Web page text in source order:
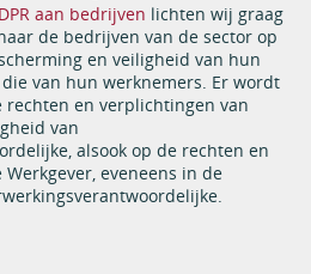
aan bedrijven lichten wij graag
de bedrijven van de sector op
en veiligheid van hun
van hun werknemers. Er wordt
rechten en verplichtingen van
van
alsook op de rechten en
eveneens in de